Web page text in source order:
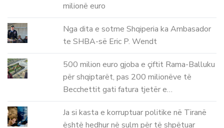
milionë euro
Nga dita e sotme Shqiperia ka Ambasador
te SHBA-së Eric P. Wendt
500 milion euro gjoba e çiftit Rama-Balluku
për shqiptarët, pas 200 milionëve të
Becchettit gati fatura tjetër e…
Ja si kasta e korruptuar politike në Tiranë
është hedhur në sulm për të shpëtuar